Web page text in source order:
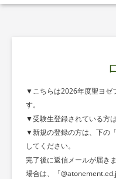
▼こちらは2026年度聖ヨゼ
す。
▼受験生登録されている方
▼新規の登録の方は、下の
してください。
完了後に返信メールが届き
場合は、「